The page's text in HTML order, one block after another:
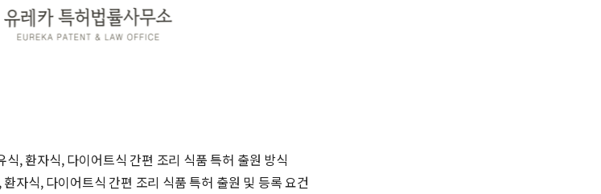
, 환자식, 다이어트식 간편 조리 식품 특허 출원 방식
자식, 다이어트식 간편 조리 식품 특허 출원 및 등록 요건